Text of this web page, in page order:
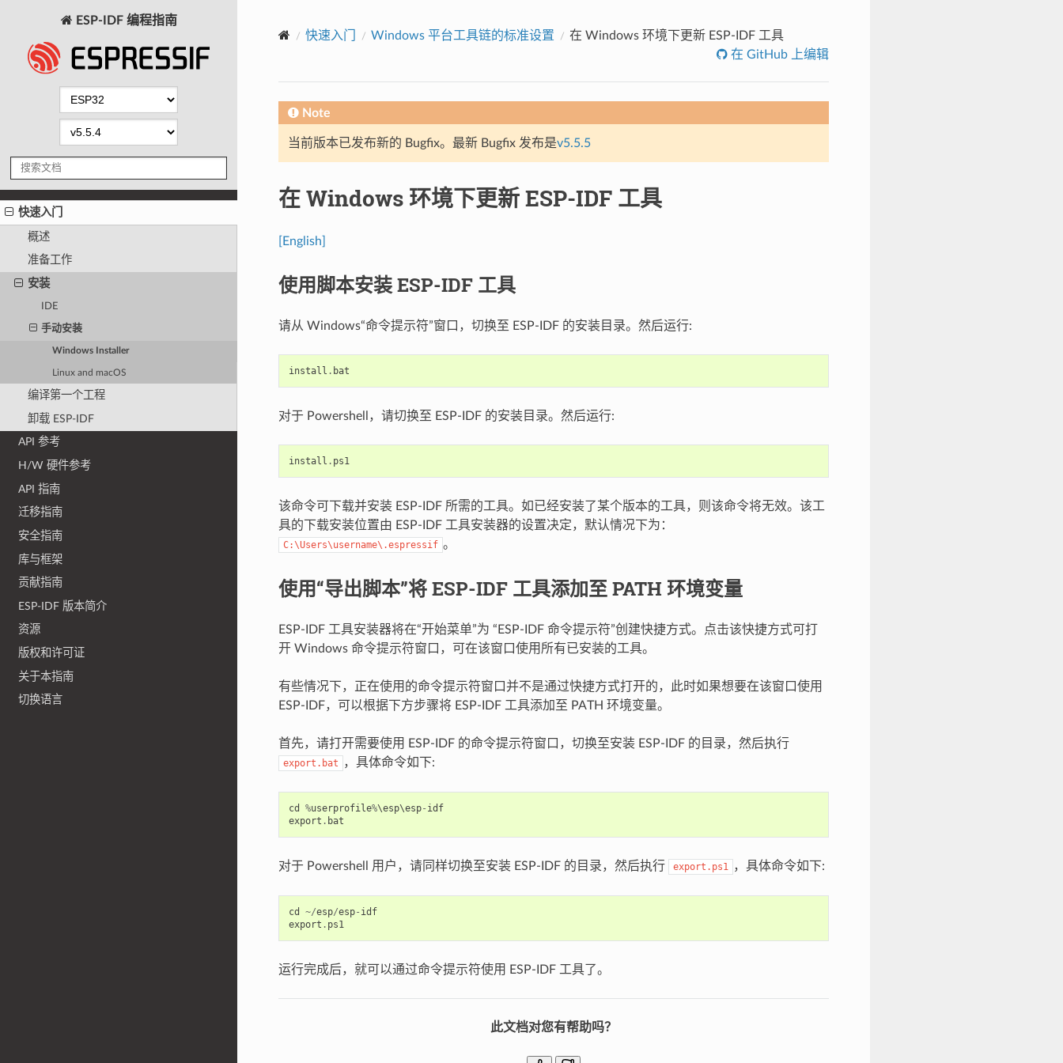
ESP-IDF 编程指南
快速入门
概述
准备工作
安装
IDE
手动安装
Windows Installer
Linux and macOS
编译第一个工程
卸载 ESP-IDF
API 参考
H/W 硬件参考
API 指南
迁移指南
安全指南
库与框架
贡献指南
ESP-IDF 版本简介
资源
版权和许可证
关于本指南
切换语言
快速入门 Windows 平台工具链的标准设置
在 Windows 环境下更新 ESP-IDF 工具
在 GitHub 上编辑
Note
当前版本已发布新的 Bugfix。最新 Bugfix 发布是v5.5.5
在 Windows 环境下更新 ESP-IDF 工具
[English]
使用脚本安装 ESP-IDF 工具
请从 Windows“命令提示符”窗口，切换至 ESP-IDF 的安装目录。然后运行:
install . bat
对于 Powershell，请切换至 ESP-IDF 的安装目录。然后运行:
install . ps1
该命令可下载并安装 ESP-IDF 所需的工具。如已经安装了某个版本的工具，则该命令将无效。该工
具的下载安装位置由 ESP-IDF 工具安装器的设置决定，默认情况下为：
C:\Users\username\.espressif 。
使用“导出脚本”将 ESP-IDF 工具添加至 PATH 环境变量
ESP-IDF 工具安装器将在“开始菜单”为 “ESP-IDF 命令提示符”创建快捷方式。点击该快捷方式可打
开 Windows 命令提示符窗口，可在该窗口使用所有已安装的工具。
有些情况下，正在使用的命令提示符窗口并不是通过快捷方式打开的，此时如果想要在该窗口使用
ESP-IDF，可以根据下方步骤将 ESP-IDF 工具添加至 PATH 环境变量。
首先，请打开需要使用 ESP-IDF 的命令提示符窗口，切换至安装 ESP-IDF 的目录，然后执行
export.bat ，具体命令如下:
cd %userprofile%\esp\esp- idf
export . bat
对于 Powershell 用户，请同样切换至安装 ESP-IDF 的目录，然后执行 export.ps1 ，具体命令如下:
cd ~/esp/esp- idf
export . ps1
运行完成后，就可以通过命令提示符使用 ESP-IDF 工具了。
此文档对您有帮助吗？